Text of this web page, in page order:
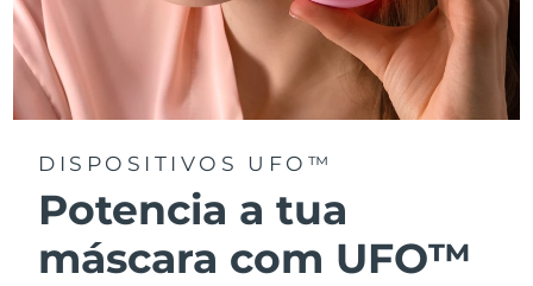
DISPOSITIVOS UFO™
Potencia a tua
máscara com UFO™
Estados Unidos Entrega prevista 8/10/26
Uzbequistão Entrega prevista8/14/26